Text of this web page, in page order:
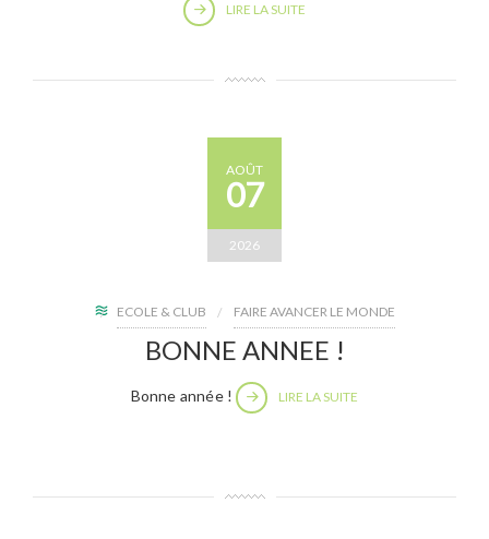
LIRE LA SUITE
AOÛT
07
2026
ECOLE & CLUB FAIRE AVANCER LE MONDE
BONNE ANNEE !
Bonne année ! LIRE LA SUITE